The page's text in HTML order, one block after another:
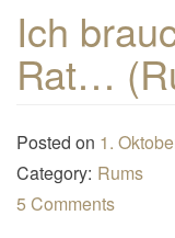
Ich
Rat…
Posted on 1.
Category: Rums
5 Comments